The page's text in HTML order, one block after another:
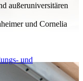
außeruniversitären
und Cornelia
und